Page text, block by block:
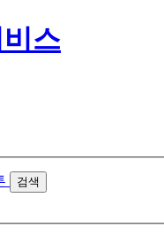
검색